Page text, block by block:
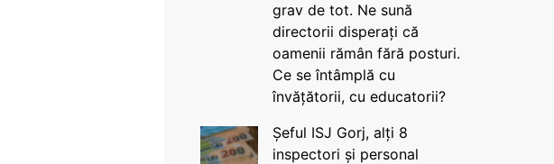
grav de tot. Ne sună
directorii disperați că
oamenii rămân fără posturi.
Ce se întâmplă cu
învățătorii, cu educatorii?
Șeful ISJ Gorj, alți 8
inspectori și personal